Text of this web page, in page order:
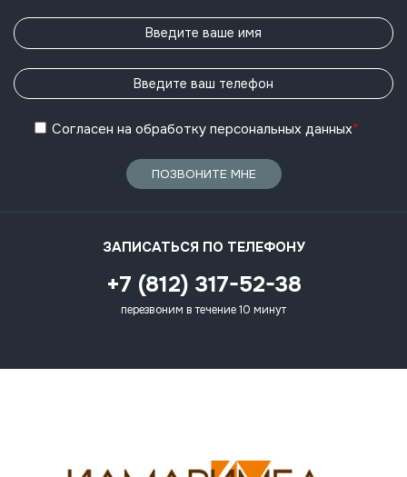
Согласен на обработку персональных данных*
ПОЗВОНИТЕ МНЕ
ЗАПИСАТЬСЯ ПО ТЕЛЕФОНУ
+7 (812) 317-52-38
перезвоним в течение 10 минут